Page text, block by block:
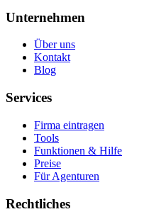
Unternehmen
Über uns
Kontakt
Blog
Services
Firma eintragen
Tools
Funktionen & Hilfe
Preise
Für Agenturen
Rechtliches